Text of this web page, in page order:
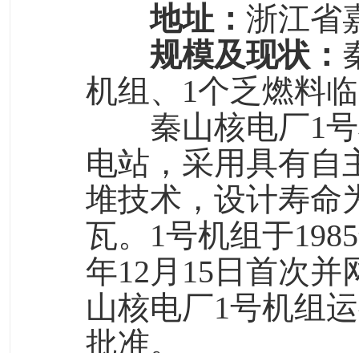
地址： 浙江省
规模及现状：
机组、1个乏燃料
秦山核电厂1
电站，采用具有自
堆技术，设计寿命
瓦。1号机组于
年12月15日首次并
山核电厂1号机组
批准。